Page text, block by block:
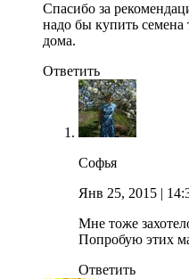
Спасибо за
надо бы купить
дома.
Ответить
Софья
Янв 25, 2015 |
Мне тоже
Попробую этих
Ответить